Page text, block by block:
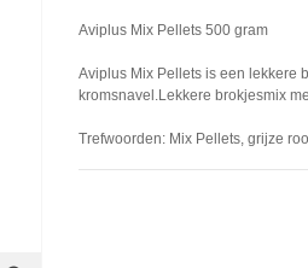
Aviplus Mix Pellets 500 gram
Aviplus Mix Pellets is een lekkere
kromsnavel.Lekkere brokjesmix
Trefwoorden: Mix Pellets, grijze